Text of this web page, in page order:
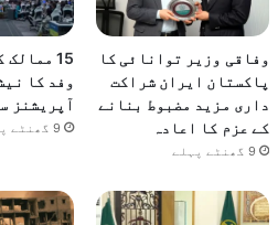
وفاقی وزیر توانائی کا
پاکستان ایران شراکت
داری مزید مضبوط بنانے
کے عزم کا اعادہ
9 گھنٹے پہلے
15
وفد کا
آپریشنز
9 گھنٹے پہلے